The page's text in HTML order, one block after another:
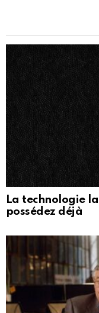
La technologie
possédez déjà